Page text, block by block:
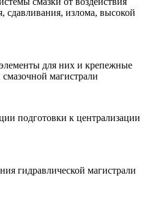
сдавливания, излома, высокой
для них и крепежные
магистрали
подготовки к централизации
гидравлической магистрали